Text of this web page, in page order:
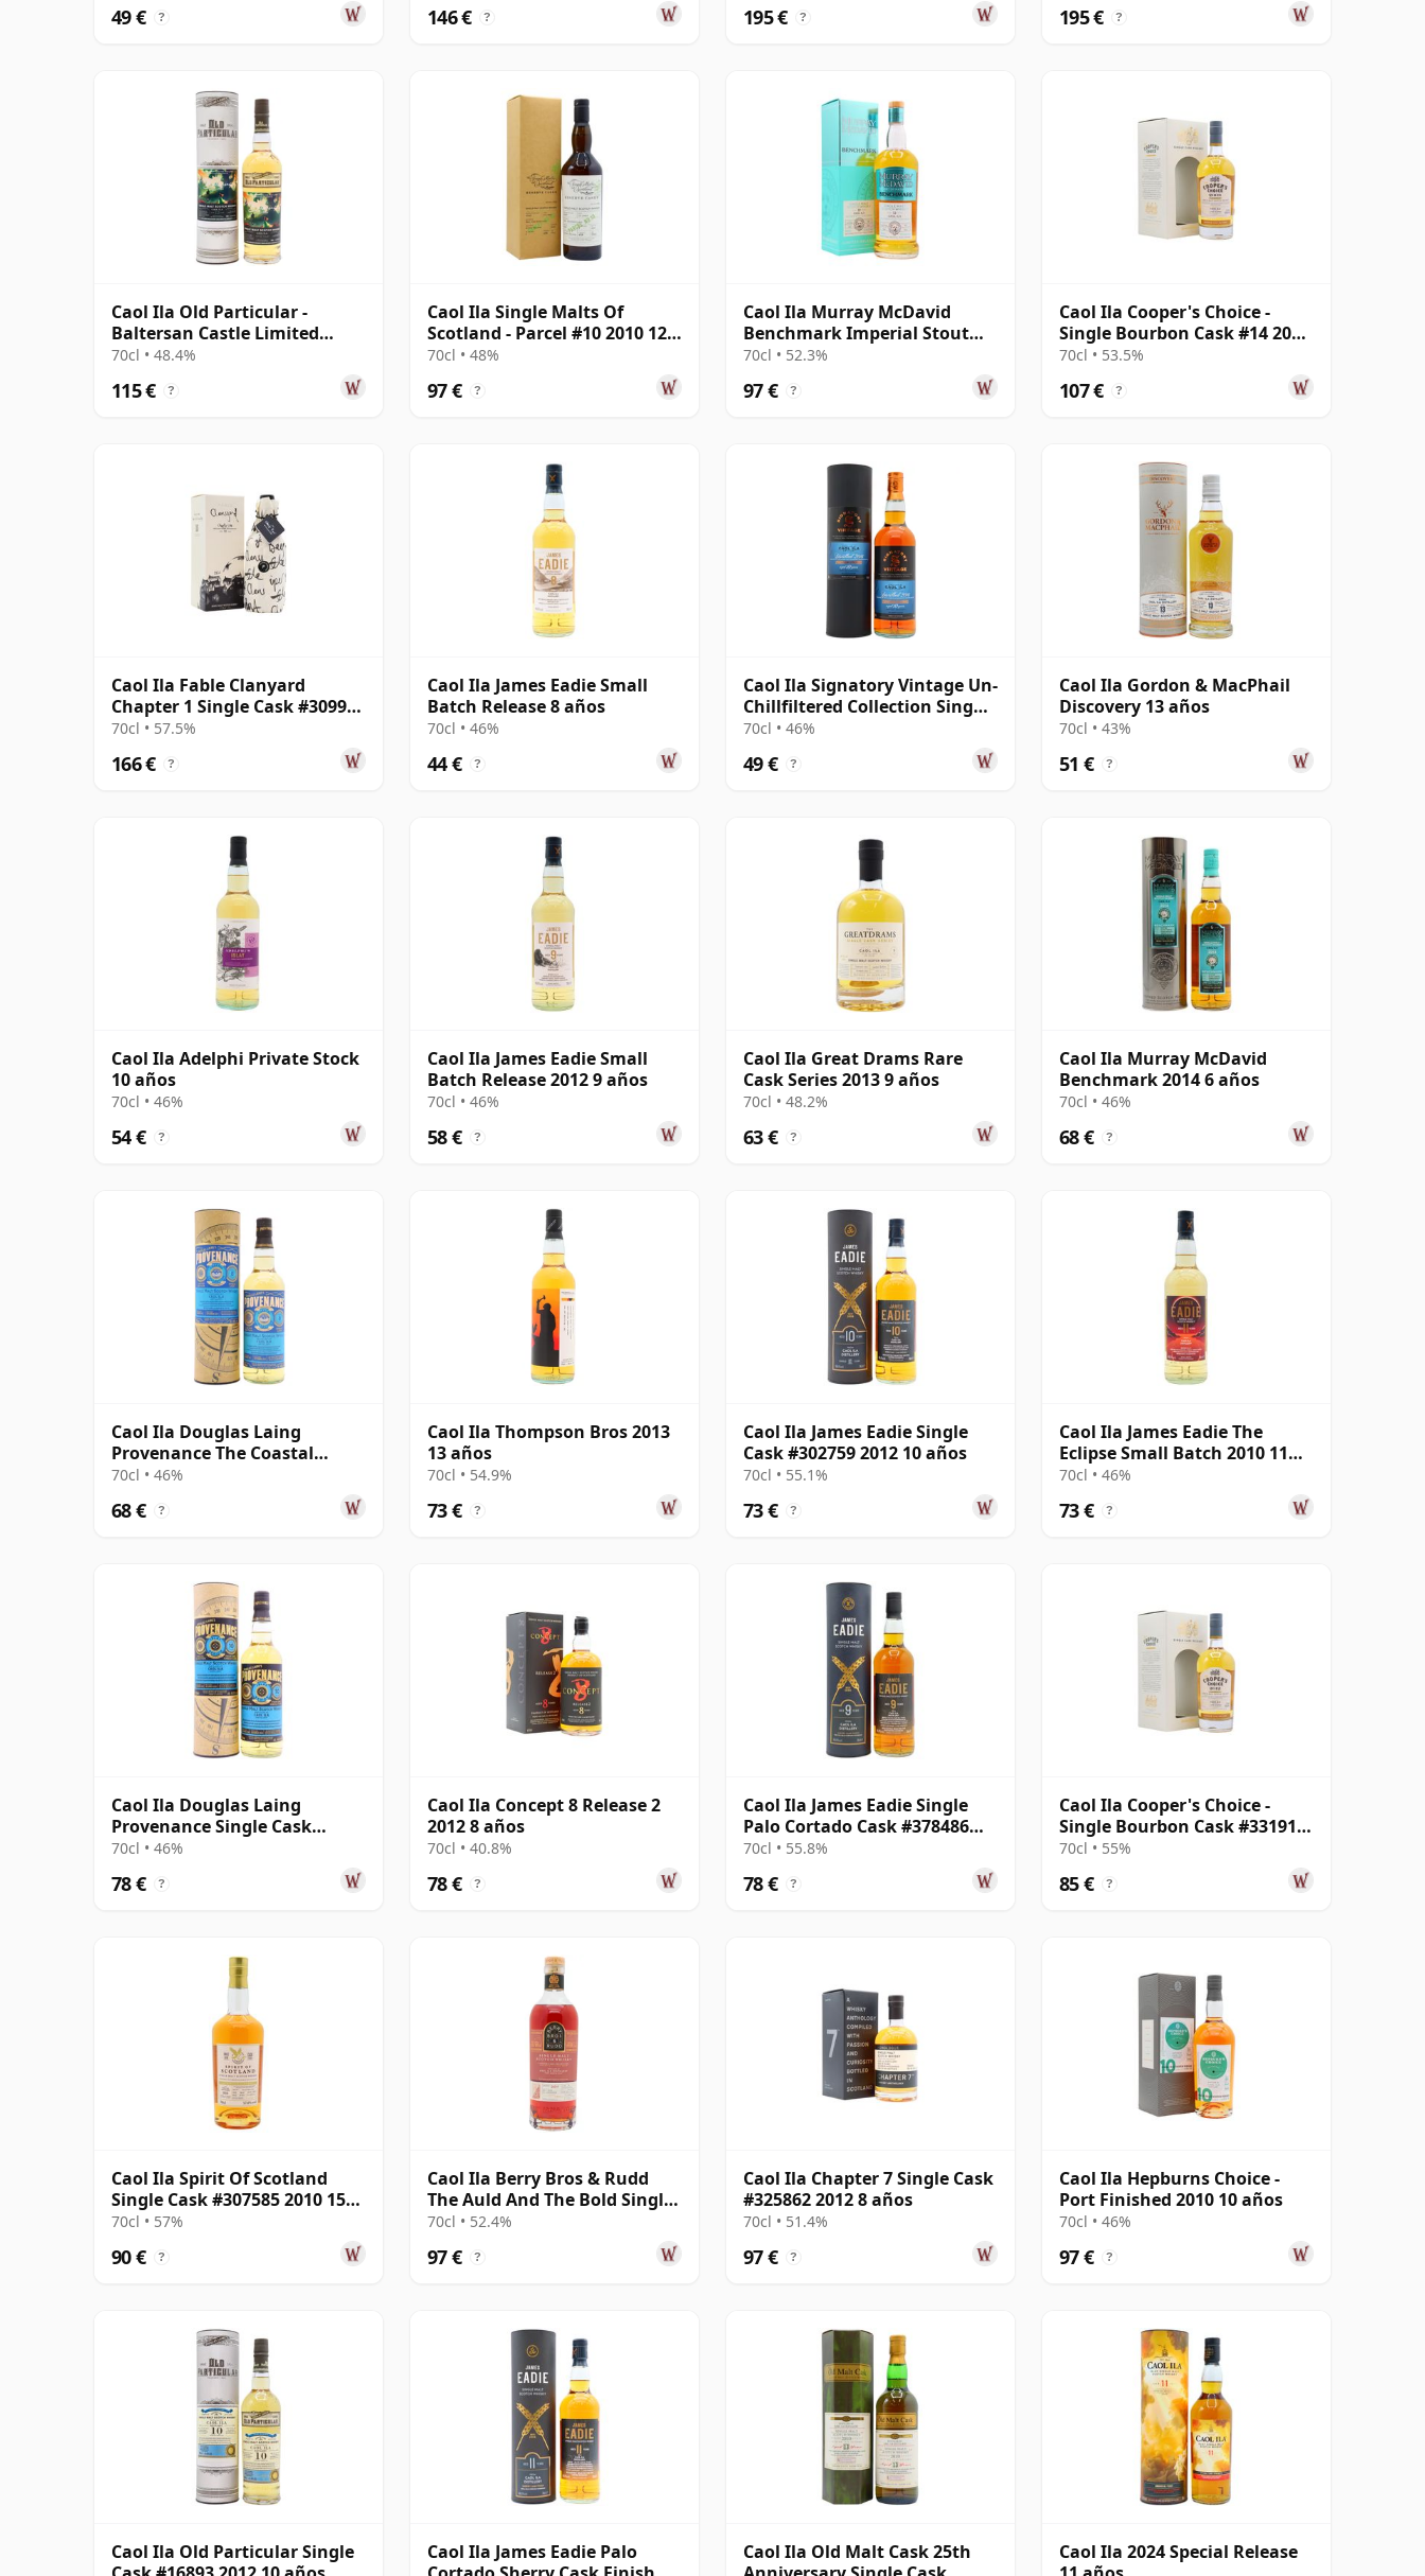
49 € ? 146 € ? 195 € ? 195 € ?
Caol Ila Old Particular -
Baltersan Castle Limited
Edition 12 años
70cl • 48.4%
115 € ?
Caol Ila Single Malts Of
Scotland - Parcel #10 2010 12
años
70cl • 48%
97 € ?
Caol Ila Murray McDavid
Benchmark Imperial Stout
Cask 2012 12 años
70cl • 52.3%
97 € ?
Caol Ila Cooper's Choice -
Single Bourbon Cask #14 2008
12 años
70cl • 53.5%
107 € ?
Caol Ila Fable Clanyard
Chapter 1 Single Cask #309952
2009 12 años
70cl • 57.5%
166 € ?
Caol Ila James Eadie Small
Batch Release 8 años
70cl • 46%
44 € ?
Caol Ila Signatory Vintage Un-
Chillfiltered Collection Sing
2016 10 años
70cl • 46%
49 € ?
Caol Ila Gordon & MacPhail
Discovery 13 años
70cl • 43%
51 € ?
Caol Ila Adelphi Private Stock
10 años
70cl • 46%
54 € ?
Caol Ila James Eadie Small
Batch Release 2012 9 años
70cl • 46%
58 € ?
Caol Ila Great Drams Rare
Cask Series 2013 9 años
70cl • 48.2%
63 € ?
Caol Ila Murray McDavid
Benchmark 2014 6 años
70cl • 46%
68 € ?
Caol Ila Douglas Laing
Provenance The Coastal
Collection Si 2012 8 años
70cl • 46%
68 € ?
Caol Ila Thompson Bros 2013
13 años
70cl • 54.9%
73 € ?
Caol Ila James Eadie Single
Cask #302759 2012 10 años
70cl • 55.1%
73 € ?
Caol Ila James Eadie The
Eclipse Small Batch 2010 11
años
70cl • 46%
73 € ?
Caol Ila Douglas Laing
Provenance Single Cask
#14552 2010 10 años
70cl • 46%
78 € ?
Caol Ila Concept 8 Release 2
2012 8 años
70cl • 40.8%
78 € ?
Caol Ila James Eadie Single
Palo Cortado Cask #378486
2015 9 años
70cl • 55.8%
78 € ?
Caol Ila Cooper's Choice -
Single Bourbon Cask #331912
2012 8 años
70cl • 55%
85 € ?
Caol Ila Spirit Of Scotland
Single Cask #307585 2010 15
años
70cl • 57%
90 € ?
Caol Ila Berry Bros & Rudd
The Auld And The Bold Single
Cas 2011 14 años
70cl • 52.4%
97 € ?
Caol Ila Chapter 7 Single Cask
#325862 2012 8 años
70cl • 51.4%
97 € ?
Caol Ila Hepburns Choice -
Port Finished 2010 10 años
70cl • 46%
97 € ?
Caol Ila Old Particular Single
Caol Ila James Eadie Palo
Caol Ila Old Malt Cask 25th
Caol Ila 2024 Special Release